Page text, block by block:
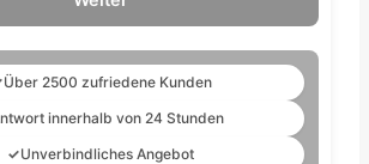
Über 2500 zufriedene Kunden
innerhalb von 24 Stunden
✓Unverbindliches Angebot